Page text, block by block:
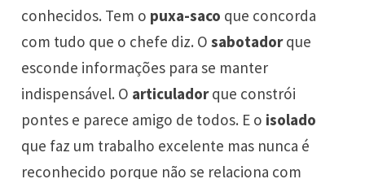
conhecidos. Tem o puxa-saco que concorda
com tudo que o chefe diz. Osabotadorque
esconde informações para se manter
indispensável. O articuladorque constrói
pontes e parece amigo de todos. E o isolado
que faz um trabalho excelente mas nunca é
reconhecido porque não se relaciona com